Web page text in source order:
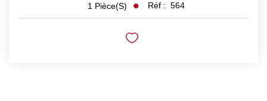
1 Pièce(s) Réf : 564